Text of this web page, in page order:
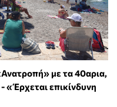
με τα 40αρια,
«Έρχεται επικίνδυνη